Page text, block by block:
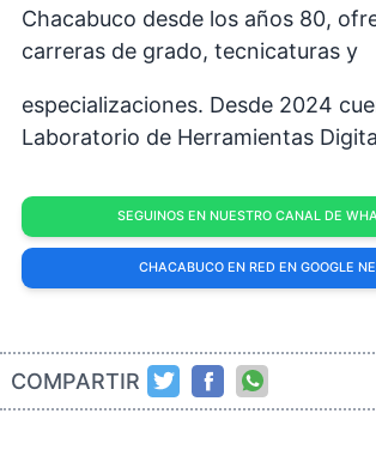
Chacabuco desde los años 80,
carreras de grado, tecnicaturas y
especializaciones. Desde 2024
Laboratorio de Herramientas
SEGUINOS EN NUESTRO CANAL DE
CHACABUCO EN RED EN GOOGLE
COMPARTIR